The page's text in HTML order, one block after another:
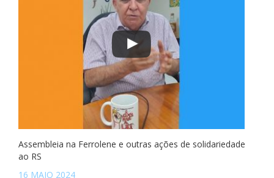
Assembleia na Ferrolene e outras ações de solidariedade
ao RS
16 MAIO 2024